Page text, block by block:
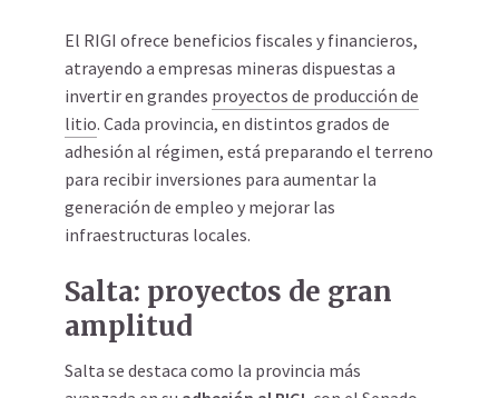
El RIGI ofrece beneficios fiscales y financieros,
atrayendo a empresas mineras dispuestas a
invertir en grandes proyectos de producción de
litio. Cada provincia, en distintos grados de
adhesión al régimen, está preparando el terreno
para recibir inversiones para aumentar la
generación de empleo y mejorar las
infraestructuras locales.
Salta: proyectos de gran
amplitud
Salta se destaca como la provincia más